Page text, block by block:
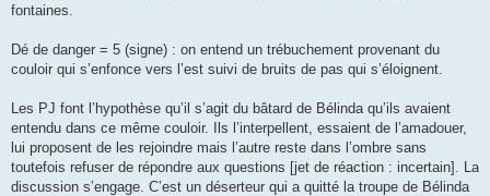
fontaines.
Dé de danger = 5 (signe) : on entend un trébuchement provenant du
couloir qui s’enfonce vers l’est suivi de bruits de pas qui s’éloignent.
Les PJ font l’hypothèse qu’il s’agit du bâtard de Bélinda qu’ils avaient
entendu dans ce même couloir. Ils l’interpellent, essaient de l’amadouer,
lui proposent de les rejoindre mais l’autre reste dans l’ombre sans
toutefois refuser de répondre aux questions [jet de réaction : incertain]. La
discussion s’engage. C’est un déserteur qui a quitté la troupe de Bélinda